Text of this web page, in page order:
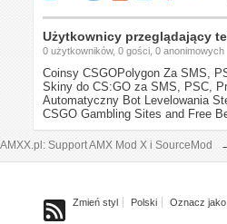
Użytkownicy przeglądający
0 użytkowników, 0 gości, 0 anonimowych
Coinsy CSGOPolygon Za SMS,
Skiny do CS:GO za SMS, PSC,
Automatyczny Bot Levelowania
CSGO Gambling Sites and Free
AMXX.pl: Support AMX Mod X i SourceMod
Zmień styl Polski Oznacz